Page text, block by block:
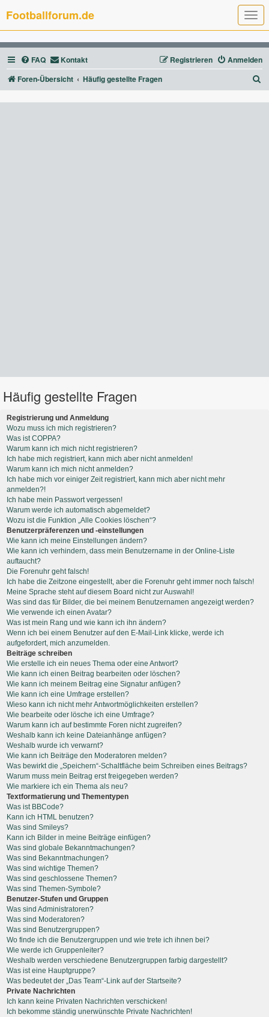
T
o
g
g
l
e
n
a
g
Footballforum.de
FAQ Kontakt Anmelden
Registrieren
Foren-Übersicht
Häufig gestellte Fragen
u
Häufig gestellte Fragen
Registrierung und Anmeldung
Wozu muss ich mich registrieren?
Was ist COPPA?
Warum kann ich mich nicht registrieren?
Ich habe mich registriert, kann mich aber nicht anmelden!
Warum kann ich mich nicht anmelden?
Ich habe mich vor einiger Zeit registriert, kann mich aber nicht mehr
anmelden?!
Ich habe mein Passwort vergessen!
Warum werde ich automatisch abgemeldet?
Wozu ist die Funktion „Alle Cookies löschen“?
Benutzerpräferenzen und -einstellungen
Wie kann ich meine Einstellungen ändern?
Wie kann ich verhindern, dass mein Benutzername in der Online-Liste
auftaucht?
Die Forenuhr geht falsch!
Ich habe die Zeitzone eingestellt, aber die Forenuhr geht immer noch falsch!
Meine Sprache steht auf diesem Board nicht zur Auswahl!
Was sind das für Bilder, die bei meinem Benutzernamen angezeigt werden?
Wie verwende ich einen Avatar?
Was ist mein Rang und wie kann ich ihn ändern?
Wenn ich bei einem Benutzer auf den E-Mail-Link klicke, werde ich
aufgefordert, mich anzumelden.
Beiträge schreiben
Wie erstelle ich ein neues Thema oder eine Antwort?
Wie kann ich einen Beitrag bearbeiten oder löschen?
Wie kann ich meinem Beitrag eine Signatur anfügen?
Wie kann ich eine Umfrage erstellen?
Wieso kann ich nicht mehr Antwortmöglichkeiten erstellen?
Wie bearbeite oder lösche ich eine Umfrage?
Warum kann ich auf bestimmte Foren nicht zugreifen?
Weshalb kann ich keine Dateianhänge anfügen?
Weshalb wurde ich verwarnt?
Wie kann ich Beiträge den Moderatoren melden?
Was bewirkt die „Speichern“-Schaltfläche beim Schreiben eines Beitrags?
Warum muss mein Beitrag erst freigegeben werden?
Wie markiere ich ein Thema als neu?
Textformatierung und Thementypen
Was ist BBCode?
Kann ich HTML benutzen?
Was sind Smileys?
Kann ich Bilder in meine Beiträge einfügen?
Was sind globale Bekanntmachungen?
Was sind Bekanntmachungen?
Was sind wichtige Themen?
Was sind geschlossene Themen?
Was sind Themen-Symbole?
Benutzer-Stufen und Gruppen
Was sind Administratoren?
Was sind Moderatoren?
Was sind Benutzergruppen?
Wo finde ich die Benutzergruppen und wie trete ich ihnen bei?
Wie werde ich Gruppenleiter?
Weshalb werden verschiedene Benutzergruppen farbig dargestellt?
Was ist eine Hauptgruppe?
Was bedeutet der „Das Team“-Link auf der Startseite?
Private Nachrichten
Ich kann keine Privaten Nachrichten verschicken!
Ich bekomme ständig unerwünschte Private Nachrichten!